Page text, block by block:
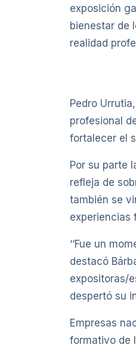
exposición
bienestar de
realidad
Pedro
profesional
fortalecer el
Por su parte
refleja de
también se
experiencias
‘‘Fue un
destacó
expositoras/
despertó su
Empresas
formativo de